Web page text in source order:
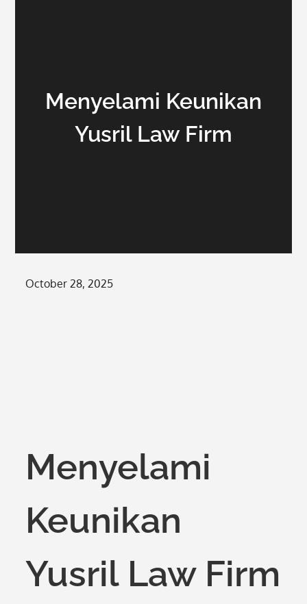
Menyelami Keunikan
Yusril Law Firm
Posted
October 28, 2025
Menyelami
Keunikan
Yusril Law Firm